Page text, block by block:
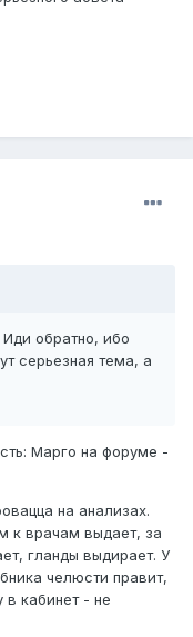
обратно, ибо
серьезная тема, а
Марго на форуме -
на анализах.
к врачам выдает, за
гланды выдирает. У
челюсти правит,
в кабинет - не